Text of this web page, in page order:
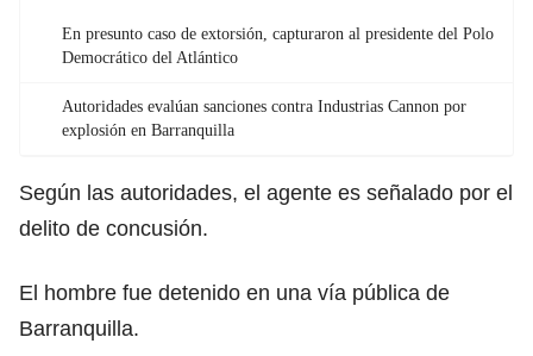
En presunto caso de extorsión, capturaron al presidente del Polo
Democrático del Atlántico
Autoridades evalúan sanciones contra Industrias Cannon por
explosión en Barranquilla
Según las autoridades, el agente es señalado por el
delito de concusión.
El hombre fue detenido en una vía pública de
Barranquilla.